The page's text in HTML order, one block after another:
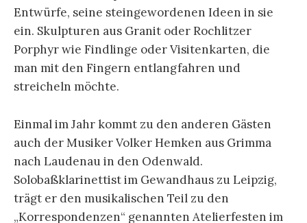
Entwürfe, seine steingewordenen Ideen in sie
ein. Skulpturen aus Granit oder Rochlitzer
Porphyr wie Findlinge oder Visitenkarten, die
man mit den Fingern entlangfahren und
streicheln möchte.
Einmal im Jahr kommt zu den anderen Gästen
auch der Musiker Volker Hemken aus Grimma
nach Laudenau in den Odenwald.
Solobaßklarinettist im Gewandhaus zu Leipzig,
trägt er den musikalischen Teil zu den
„Korrespondenzen“ genannten Atelierfesten im